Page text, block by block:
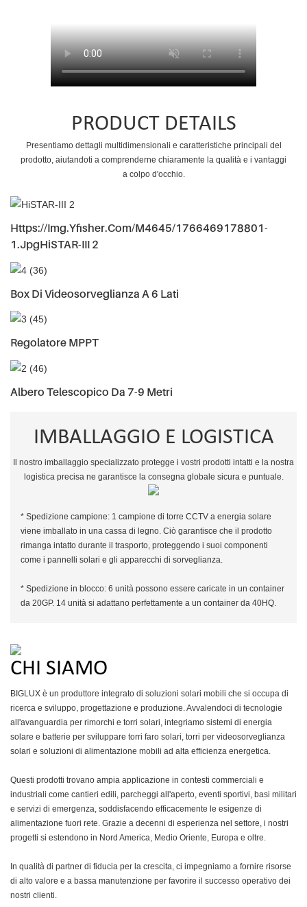
PRODUCT DETAILS
Presentiamo dettagli multidimensionali e caratteristiche principali del
prodotto, aiutandoti a comprenderne chiaramente la qualità e i vantaggi
a colpo d'occhio.
Https://img.yfisher.com/m4645/1766469178801-
1.jpgHiSTAR-III 2
Box Di Videosorveglianza A 6 Lati
Regolatore MPPT
Albero Telescopico Da 7-9 Metri
IMBALLAGGIO E LOGISTICA
Il nostro imballaggio specializzato protegge i vostri prodotti intatti e la nostra
logistica precisa ne garantisce la consegna globale sicura e puntuale.
* Spedizione campione: 1 campione di torre CCTV a energia solare
viene imballato in una cassa di legno. Ciò garantisce che il prodotto
rimanga intatto durante il trasporto, proteggendo i suoi componenti
come i pannelli solari e gli apparecchi di sorveglianza.
* Spedizione in blocco: 6 unità possono essere caricate in un container
da 20GP. 14 unità si adattano perfettamente a un container da 40HQ.
CHI SIAMO
BIGLUX è un produttore integrato di soluzioni solari mobili che si occupa di
ricerca e sviluppo, progettazione e produzione. Avvalendoci di tecnologie
all'avanguardia per rimorchi e torri solari, integriamo sistemi di energia
solare e batterie per sviluppare torri faro solari, torri per videosorveglianza
solari e soluzioni di alimentazione mobili ad alta efficienza energetica.
Questi prodotti trovano ampia applicazione in contesti commerciali e
industriali come cantieri edili, parcheggi all'aperto, eventi sportivi, basi militari
e servizi di emergenza, soddisfacendo efficacemente le esigenze di
alimentazione fuori rete. Grazie a decenni di esperienza nel settore, i nostri
progetti si estendono in Nord America, Medio Oriente, Europa e oltre.
In qualità di partner di fiducia per la crescita, ci impegniamo a fornire risorse
di alto valore e a bassa manutenzione per favorire il successo operativo dei
nostri clienti.